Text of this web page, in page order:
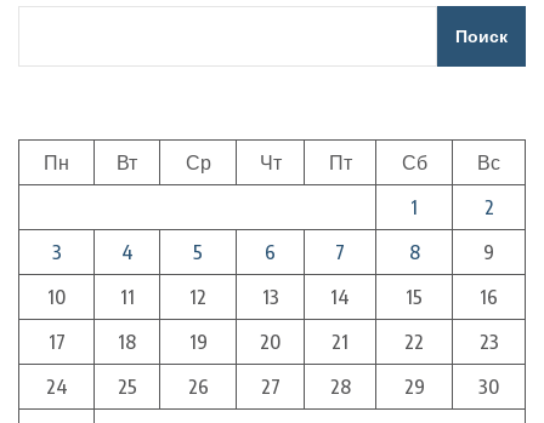
Поиск
Пн Вт Ср Чт Пт Сб
Вс
1
2
3
4 5 6 7 8
9
10
11 12 13 14 15
16
17
18 19 20 21 22
23
24
25 26 27 28 29
30